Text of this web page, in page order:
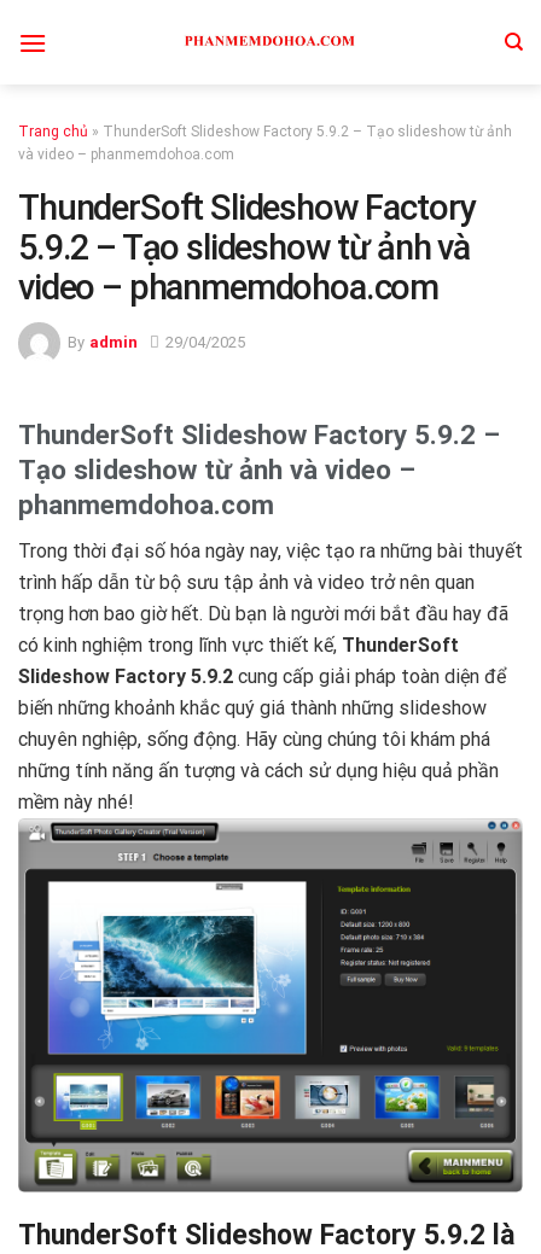
Trang chủ » ThunderSoft Slideshow Factory 5.9.2 – Tạo slideshow từ ảnh
và video – phanmemdohoa.com
ThunderSoft Slideshow Factory
5.9.2 – Tạo slideshow từ ảnh và
video – phanmemdohoa.com
By admin 29/04/2025
ThunderSoft Slideshow Factory 5.9.2 –
Tạo slideshow từ ảnh và video –
phanmemdohoa.com
Trong thời đại số hóa ngày nay, việc tạo ra những bài thuyết
trình hấp dẫn từ bộ sưu tập ảnh và video trở nên quan
trọng hơn bao giờ hết. Dù bạn là người mới bắt đầu hay đã
có kinh nghiệm trong lĩnh vực thiết kế, ThunderSoft
Slideshow Factory 5.9.2 cung cấp giải pháp toàn diện để
biến những khoảnh khắc quý giá thành những slideshow
chuyên nghiệp, sống động. Hãy cùng chúng tôi khám phá
những tính năng ấn tượng và cách sử dụng hiệu quả phần
mềm này nhé!
ThunderSoft Slideshow Factory 5.9.2 là